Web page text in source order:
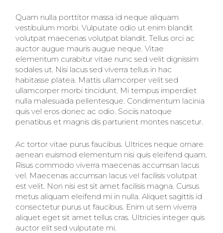
Quam nulla porttitor massa id neque aliquam
vestibulum morbi. Vulputate odio ut enim blandit
volutpat maecenas volutpat blandit. Tellus orci ac
auctor augue mauris augue neque. Vitae
elementum curabitur vitae nunc sed velit dignissim
sodales ut. Nisi lacus sed viverra tellus in hac
habitasse platea. Mattis ullamcorper velit sed
ullamcorper morbi tincidunt. Mi tempus imperdiet
nulla malesuada pellentesque. Condimentum lacinia
quis vel eros donec ac odio. Sociis natoque
penatibus et magnis dis parturient montes nascetur.
Ac tortor vitae purus faucibus. Ultrices neque ornare
aenean euismod elementum nisi quis eleifend quam.
Risus commodo viverra maecenas accumsan lacus
vel. Maecenas accumsan lacus vel facilisis volutpat
est velit. Non nisi est sit amet facilisis magna. Cursus
metus aliquam eleifend mi in nulla. Aliquet sagittis id
consectetur purus ut faucibus. Enim ut sem viverra
aliquet eget sit amet tellus cras. Ultricies integer quis
auctor elit sed vulputate mi.